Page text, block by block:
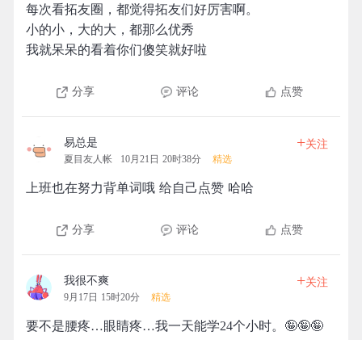
每次看拓友圈，都觉得拓友们好厉害啊。
小的小，大的大，都那么优秀
我就呆呆的看着你们傻笑就好啦
分享 评论 点赞
易总是
夏目友人帐 10月21日 20时38分 精选
+关注
上班也在努力背单词哦 给自己点赞 哈哈
分享 评论 点赞
我很不爽
9月17日 15时20分 精选
+关注
要不是腰疼…眼睛疼…我一天能学24个小时。🤪🤪🤪